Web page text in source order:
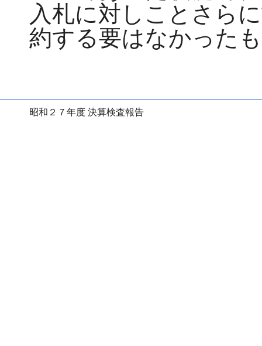
入札に対しことさら
約する要はなかった
昭和２７年度 決算検査報告